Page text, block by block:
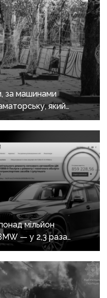
за машинами
який
мільйон
— у 2,3 раза
вартість